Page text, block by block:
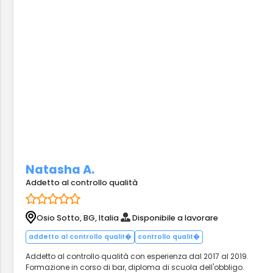
Natasha A.
Addetto al controllo qualità
Osio Sotto, BG, Italia Disponibile a lavorare
addetto al controllo qualit� controllo qualit�
Addetto al controllo qualità con esperienza dal 2017 al 2019.
Formazione in corso di bar, diploma di scuola dell'obbligo.